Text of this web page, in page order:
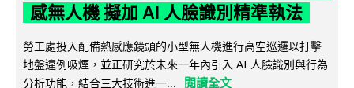
感無人機 擬加 AI 人臉識別精準執法
勞工處投入配備熱感應鏡頭的小型無人機進行高空巡邏以打擊
地盤違例吸煙，並正研究於未來一年內引入 AI 人臉識別與行為
分析功能，結合三大技術進一...
閱讀全文